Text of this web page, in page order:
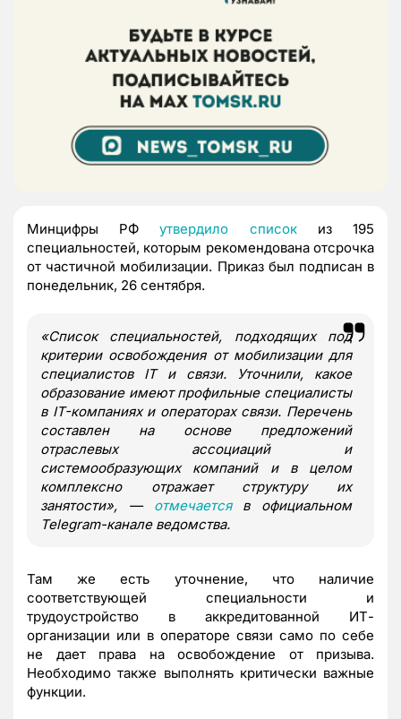
Минцифры РФутвердило списокиз 195
специальностей, которым рекомендована отсрочка
от частичной мобилизации. Приказ был подписан в
понедельник, 26 сентября.
«Список специальностей, подходящих под
критерии освобождения от мобилизации для
специалистов IT и связи. Уточнили, какое
образование имеют профильные специалисты
в IT-компаниях и операторах связи. Перечень
составлен на основе предложений
отраслевых ассоциаций и
системообразующих компаний и в целом
комплексно отражает структуру их
занятости», — отмечаетсяв официальном
Telegram-канале ведомства.
Там же есть уточнение, что наличие
соответствующей специальности и
трудоустройство в аккредитованной ИТ-
организации или в операторе связи само по себе
не дает права на освобождение от призыва.
Необходимо также выполнять критически важные
функции.